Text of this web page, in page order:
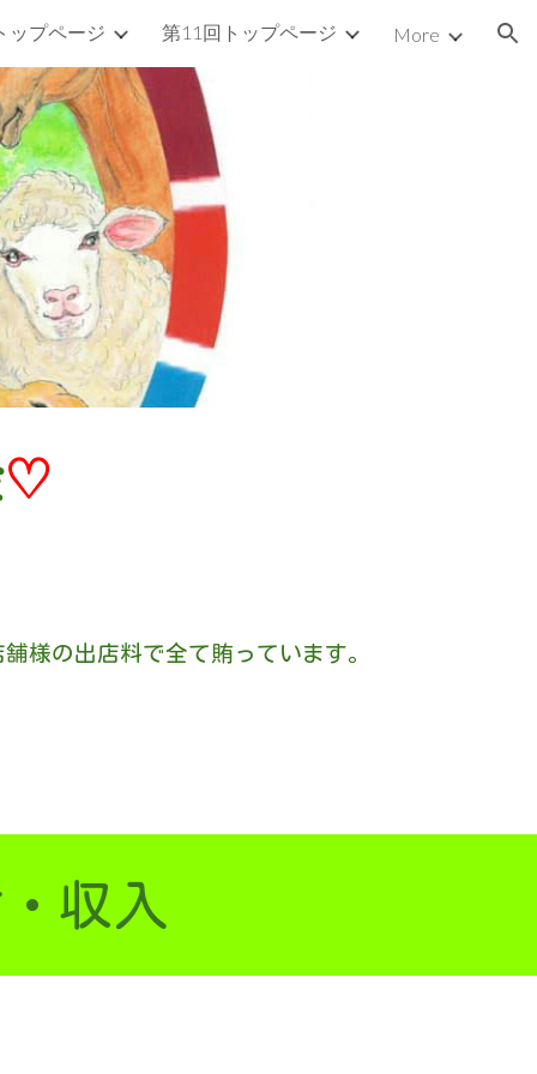
ップページ 第11回トップページ More
♡
様の出店料で全て賄っています。
収入